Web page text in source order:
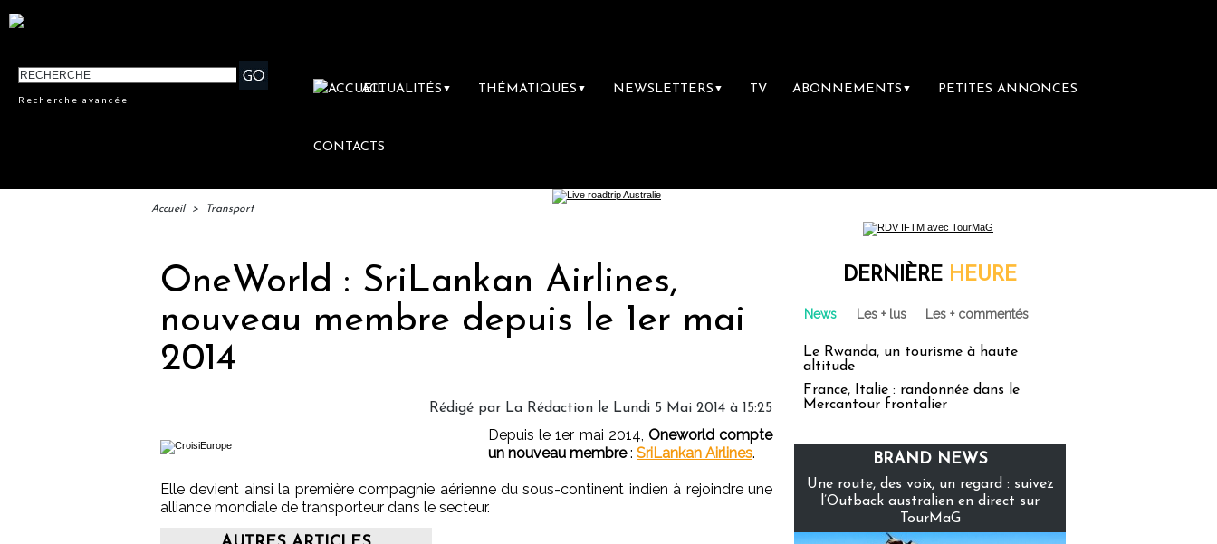
Recherche avancée
ACTUALITÉS ▼ THÉMATIQUES ▼ NEWSLETTERS ▼ TV ABONNEMENTS ▼ PETITES ANNONCES
CONTACTS
Accueil > Transport
OneWorld : SriLankan Airlines,
nouveau membre depuis le 1er mai
2014
Rédigé par La Rédaction le Lundi 5 Mai 2014 à 15:25
Depuis le 1er mai 2014, Oneworld compte
un nouveau membre: SriLankan Airlines.
Elle devient ainsi la première compagnie aérienne du sous-continent indien à rejoindre une
alliance mondiale de transporteur dans le secteur.
DERNIÈRE HEURE
News Les + lus Les + commentés
Le Rwanda, un tourisme à haute
altitude
France, Italie : randonnée dans le
Mercantour frontalier
BRAND NEWS
Une route, des voix, un regard : suivez
l’Outback australien en direct sur
TourMaG